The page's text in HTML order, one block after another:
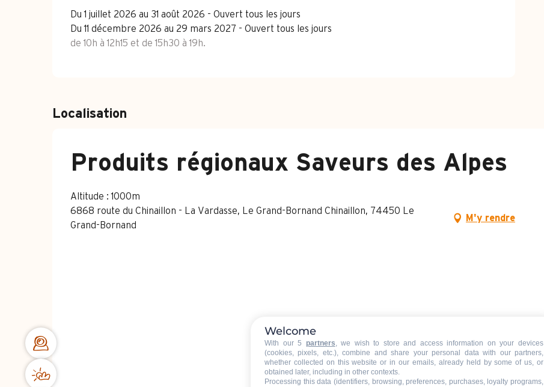
Du 1 juillet 2026 au 31 août 2026 - Ouvert tous les jours
Du 11 décembre 2026 au 29 mars 2027 - Ouvert tous les jours
de 10h à 12h15 et de 15h30 à 19h.
Localisation
Produits régionaux Saveurs des Alpes
Altitude : 1000m
6868 route du Chinaillon - La Vardasse, Le Grand-Bornand Chinaillon, 74450 Le
Grand-Bornand
M'y rendre
Welcome
With our 5 partners , we wish to store and access information on your devices
(cookies, pixels, etc.), combine and share your personal data with our partners,
whether collected on this website or in our emails, already held by some of us, or
obtained later, including in other contexts.
Processing this data (identifiers, browsing, preferences, purchases, loyalty programs,